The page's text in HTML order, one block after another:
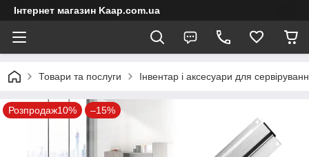
Інтернет магазин Kaap.com.ua
Товари та послуги Інвентар і аксесуари для
Розпродаж10% –15%